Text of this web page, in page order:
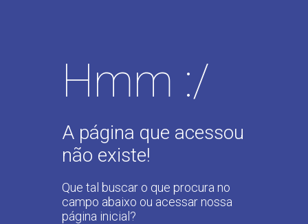
Hmm :/
A página que acessou
não existe!
Que tal buscar o que procura no
campo abaixo ou acessar nossa
página inicial?